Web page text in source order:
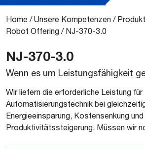
Home /Unsere Kompetenzen /
Robot Offering / NJ-370-3.0
NJ-370-3.0
Wenn es um Leistungsfähigkeit
Wir liefern die erforderliche Leistung für
Automatisierungstechnik bei
Energieeinsparung, Kostensenkung und
Produktivitätssteigerung. Müssen wir